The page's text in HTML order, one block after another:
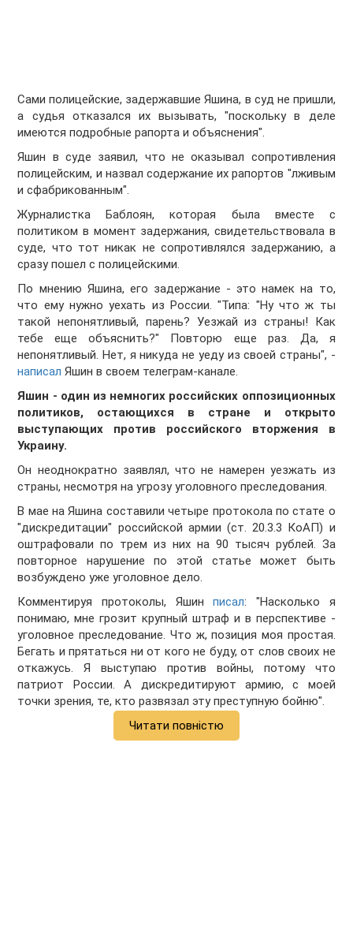
Сами полицейские, задержавшие Яшина, в суд не пришли,
а судья отказался их вызывать, "поскольку в деле
имеются подробные рапорта и объяснения".
Яшин в суде заявил, что не оказывал сопротивления
полицейским, и назвал содержание их рапортов "лживым
и сфабрикованным".
Журналистка Баблоян, которая была вместе с
политиком в момент задержания, свидетельствовала в
суде, что тот никак не сопротивлялся задержанию, а
сразу пошел с полицейскими.
По мнению Яшина, его задержание - это намек на то,
что ему нужно уехать из России. "Типа: "Ну что ж ты
такой непонятливый, парень? Уезжай из страны! Как
тебе еще объяснить?" Повторю еще раз. Да, я
непонятливый. Нет, я никуда не уеду из своей страны", -
написал Яшин в своем телеграм-канале.
Яшин - один из немногих российских оппозиционных
политиков, остающихся в стране и открыто
выступающих против российского вторжения в
Украину.
Он неоднократно заявлял, что не намерен уезжать из
страны, несмотря на угрозу уголовного преследования.
В мае на Яшина составили четыре протокола по стате о
"дискредитации" российской армии (ст. 20.3.3 КоАП) и
оштрафовали по трем из них на 90 тысяч рублей. За
повторное нарушение по этой статье может быть
возбуждено уже уголовное дело.
Комментируя протоколы, Яшинписал: "Насколько я
понимаю, мне грозит крупный штраф и в перспективе -
уголовное преследование. Что ж, позиция моя простая.
Бегать и прятаться ни от кого не буду, от слов своих не
откажусь. Я выступаю против войны, потому что
патриот России. А дискредитируют армию, с моей
точки зрения, те, кто развязал эту преступную бойню".
Читати повністю